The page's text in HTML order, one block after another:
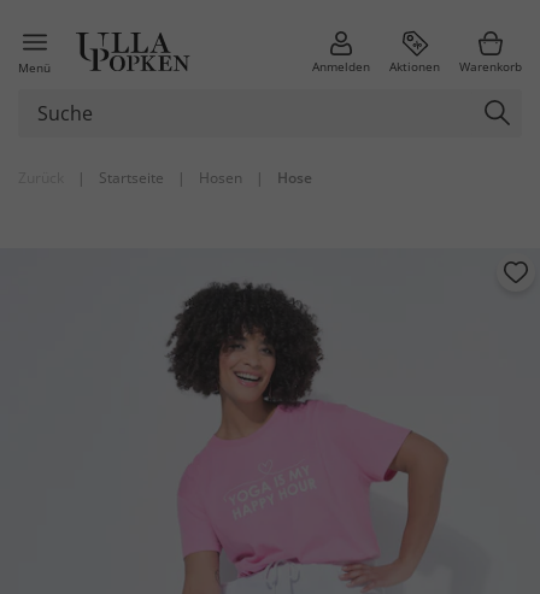
Menü Anmelden Aktionen Warenkorb
| Startseite | Hosen | Hose